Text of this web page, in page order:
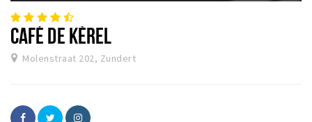
CAFÉ DE KÈREL
Molenstraat 202, Zundert